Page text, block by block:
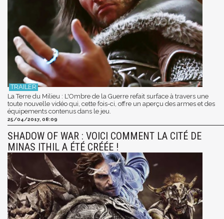
La Terre du Milieu : L'Ombre de la Guerre refait surface à travers une
toute nouvelle vidéo qui, cette fois-ci, offre un aperçu des armes et des
équipements contenus dans le jeu.
25/04/2017, 08:09
SHADOW OF WAR : VOICI COMMENT LA CITÉ DE
MINAS ITHIL A ÉTÉ CRÉÉE !